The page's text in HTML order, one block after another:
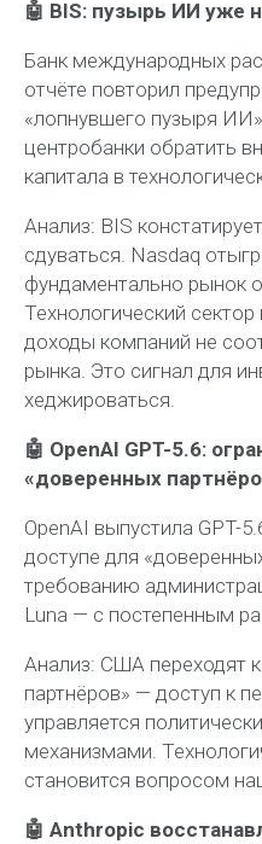
🤖 BIS: пузырь ИИ уже
Банк международных
отчёте повторил
«лопнувшего пузыря
центробанки обратить
капитала в
Анализ: BIS
сдуваться. Nasdaq
фундаментально рынок
Технологический
доходы компаний не
рынка. Это сигнал для
хеджироваться.
🤖 OpenAI GPT-5.6:
«доверенных
OpenAI выпустила GPT-
доступе для
требованию
Luna — с постепенным
Анализ: США переходят
партнёров» — доступ к
управляется
механизмами.
становится вопросом
🤖 Anthropic